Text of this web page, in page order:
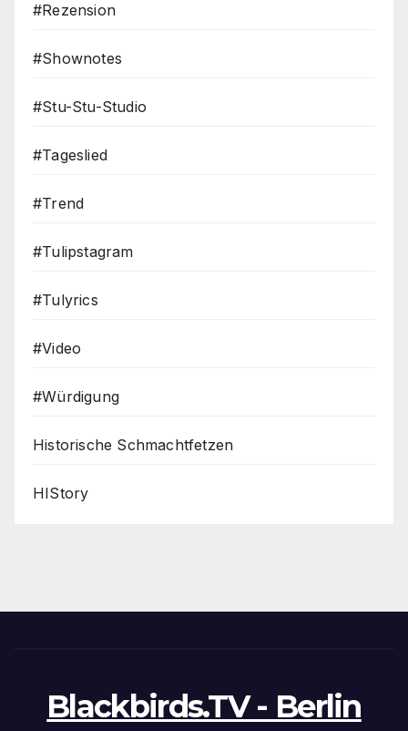
#Rezension
#Shownotes
#Stu-Stu-Studio
#Tageslied
#Trend
#Tulipstagram
#Tulyrics
#Video
#Würdigung
Historische Schmachtfetzen
HIStory
Blackbirds.TV - Berlin